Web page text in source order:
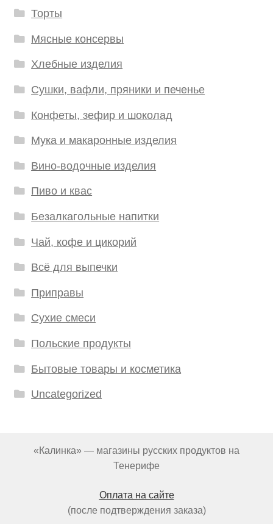
Торты
Мясные консервы
Хлебные изделия
Сушки, вафли, пряники и печенье
Конфеты, зефир и шоколад
Мука и макаронные изделия
Вино-водочные изделия
Пиво и квас
Безалкагольные напитки
Чай, кофе и цикорий
Всё для выпечки
Приправы
Сухие смеси
Польские продукты
Бытовые товары и косметика
Uncategorized
«Калинка» — магазины русских продуктов на
Тенерифе
Оплата на сайте
(после подтверждения заказа)